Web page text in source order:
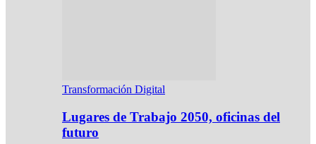
Transformación Digital
Lugares de Trabajo 2050, oficinas del
futuro